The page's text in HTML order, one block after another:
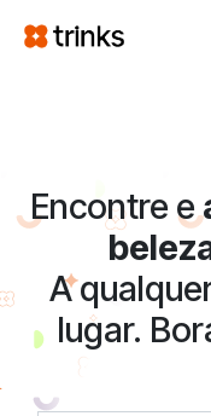
Encontre e
A
lugar.